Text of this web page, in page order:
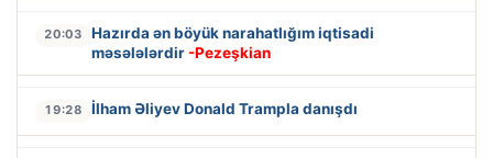
20:03
Hazırda ən böyük narahatlığım iqtisadi
məsələlərdir -Pezeşkian
19:28 İlham Əliyev Donald Trampla danışdı